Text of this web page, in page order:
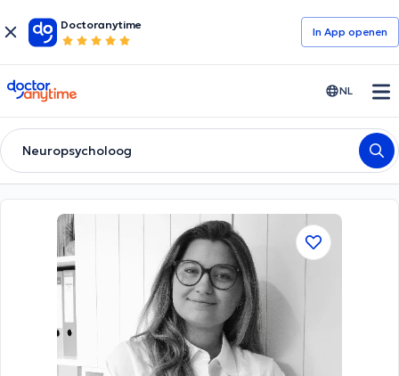
Doctoranytime
In App openen
doctoranytime NL
Neuropsycholoog